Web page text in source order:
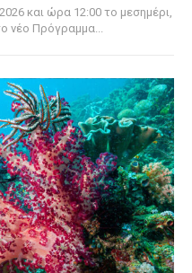
και ώρα 12:00 το μεσημέρι,
νέο Πρόγραμμα...